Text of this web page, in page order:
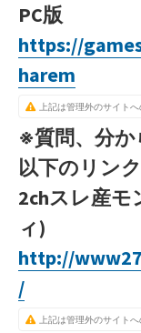
PC版
https://
harem
上記は管理外のサイト
※質問、分
以下のリン
2chスレ産モ
ィ)
http://
/
上記は管理外のサイト